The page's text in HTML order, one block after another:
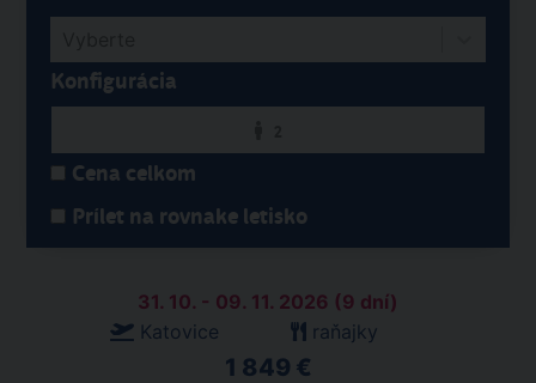
Konfigurácia
Cena celkom
Prílet na rovnake letisko
31. 10. - 09. 11. 2026 (9 dní)
Katovice
raňajky
1 849 €